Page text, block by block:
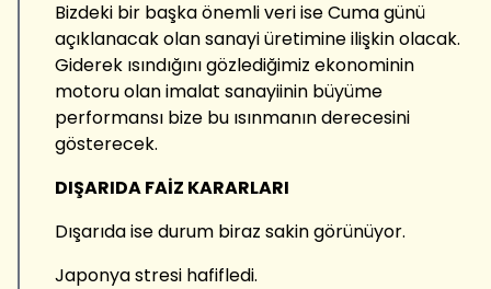
Bizdeki bir başka önemli veri ise Cuma günü
açıklanacak olan sanayi üretimine ilişkin olacak.
Giderek ısındığını gözlediğimiz ekonominin
motoru olan imalat sanayiinin büyüme
performansı bize bu ısınmanın derecesini
gösterecek.
DIŞARIDA FAİZ KARARLARI
Dışarıda ise durum biraz sakin görünüyor.
Japonya stresi hafifledi.